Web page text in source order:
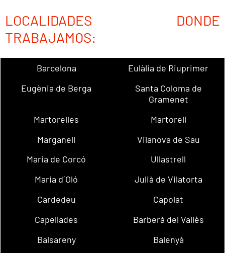
LOCALIDADES DONDE
TRABAJAMOS:
Barcelona
Eulàlia de Riuprimer
Eugènia de Berga
Santa Coloma de
Gramenet
Martorelles
Martorell
Marganell
Vilanova de Sau
Maria de Corcó
Ullastrell
Maria d´Oló
Julià de Vilatorta
Cardedeu
Capolat
Capellades
Barberà del Vallès
Balsareny
Balenyà